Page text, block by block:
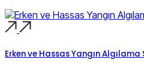
Erken ve Hassas Yangın Algılama